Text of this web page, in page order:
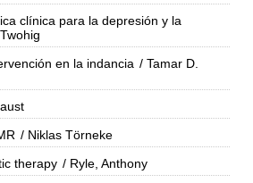
clínica para la depresión y la
en la indancia / Tamar D.
/ Niklas Törneke
therapy / Ryle, Anthony